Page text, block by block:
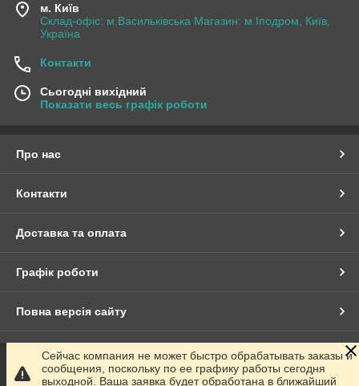
м. Київ
Склад-офіс: м.Васильківська Магазин: м.Іподром, Київ,
Україна
Контакти
Сьогодні вихідний
Показати весь графік роботи
Про нас
Контакти
Доставка та оплата
Графік роботи
Повна версія сайту
Сайт створено на маркетплейсі Prom.ua
Сейчас компания не может быстро обрабатывать заказы и
сообщения, поскольку по ее графику работы сегодня
выходной. Ваша заявка будет обработана в ближайший